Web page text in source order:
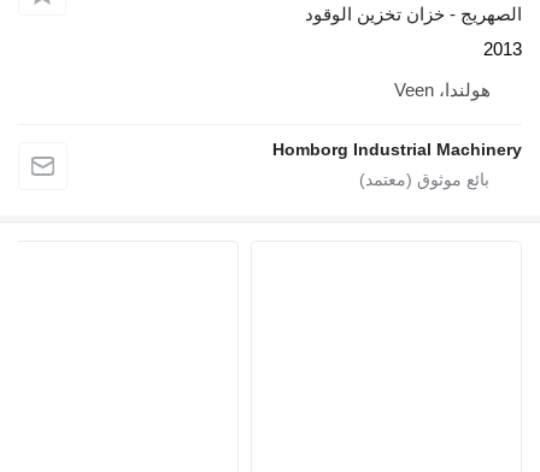
تخزين الوقود
Homborg Industrial